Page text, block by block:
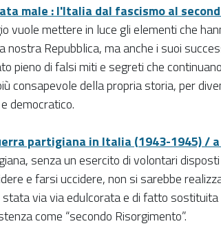
male : l'Italia dal fascismo al
vuole mettere in luce gli elementi che
nostra Repubblica, ma anche i suoi
pieno di falsi miti e segreti che
consapevole della propria storia, per
democratico.
partigiana in Italia (1943-1945) /
senza un esercito di volontari
e farsi uccidere, non si sarebbe
via via edulcorata e di fatto
come “secondo Risorgimento”.